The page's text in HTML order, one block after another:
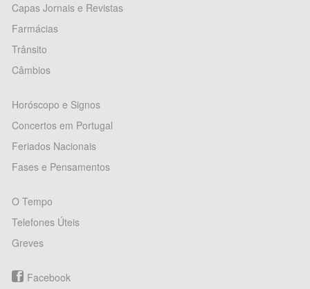
Capas Jornais e Revistas
Farmácias
Trânsito
Câmbios
Horóscopo e Signos
Concertos em Portugal
Feriados Nacionais
Fases e Pensamentos
O Tempo
Telefones Úteis
Greves
Facebook